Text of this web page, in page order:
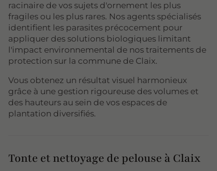
racinaire de vos sujets d'ornement les plus
fragiles ou les plus rares. Nos agents spécialisés
identifient les parasites précocement pour
appliquer des solutions biologiques limitant
l'impact environnemental de nos traitements de
protection sur la commune de Claix.
Vous obtenez un résultat visuel harmonieux
grâce à une gestion rigoureuse des volumes et
des hauteurs au sein de vos espaces de
plantation diversifiés.
Tonte et nettoyage de pelouse à Claix